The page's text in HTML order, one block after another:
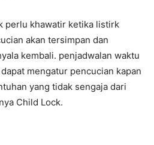
perlu khawatir ketika listirk
akan tersimpan dan
kembali. penjadwalan waktu
mengatur pencucian kapan
yang tidak sengaja dari
Child Lock.